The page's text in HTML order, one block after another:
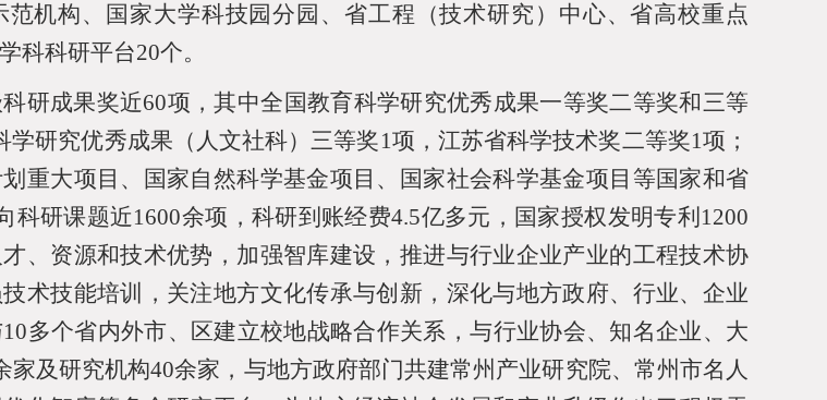
机构、国家大学科技园分园、省工程（技术研究）中心、省高校重点
科科研平台20个。
研成果奖近60项，其中全国教育科学研究优秀成果一等奖二等奖和三等
学研究优秀成果（人文社科）三等奖1项，江苏省科学技术奖二等奖1项；
重大项目、国家自然科学基金项目、国家社会科学基金项目等国家和省
科研课题近1600余项，科研到账经费4.5亿多元，国家授权发明专利 1200
、资源和技术优势，加强智库建设，推进与行业企业产业的工程技术协
术技能培训，关注地方文化传承与创新，深化与地方政府、行业、企业
10多个省内外市、区建立校地战略合作关系，与行业协会、知名企业、大
家及研究机构40余家，与地方政府部门共建常州产业研究院、常州市名人